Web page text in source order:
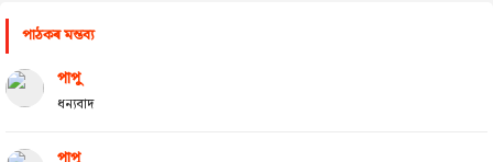
পাঠকৰ মন্তব্য
পাপু
ধন্যবাদ